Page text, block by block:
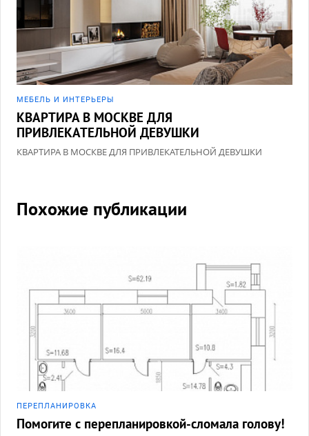
МЕБЕЛЬ И ИНТЕРЬЕРЫ
КВАРТИРА В МОСКВЕ ДЛЯ
ПРИВЛЕКАТЕЛЬНОЙ ДЕВУШКИ
КВАРТИРА В МОСКВЕ ДЛЯ ПРИВЛЕКАТЕЛЬНОЙ ДЕВУШКИ
Похожие публикации
ПЕРЕПЛАНИРОВКА
Помогите с перепланировкой-сломала голову!